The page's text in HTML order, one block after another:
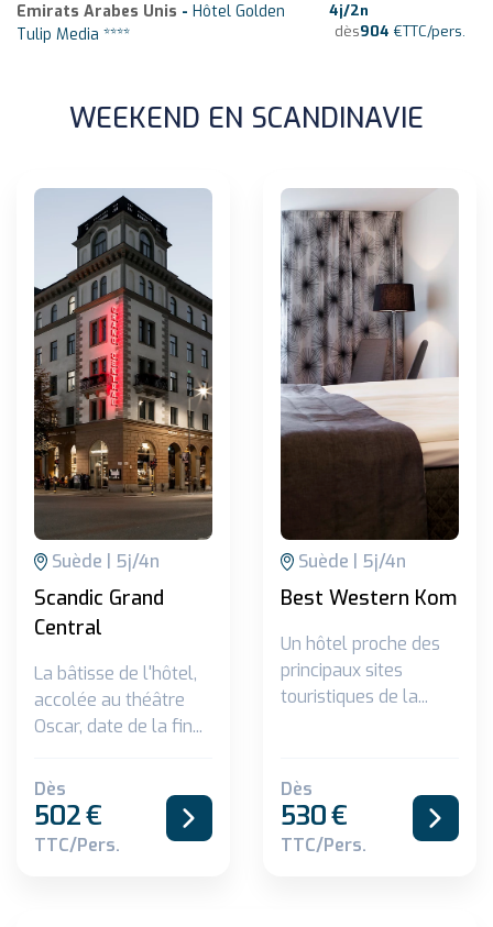
Emirats Arabes Unis - Hôtel Golden
Tulip Media ****
4j/2n
dès904 €TTC/pers.
WEEKEND EN SCANDINAVIE
Suède 5j/4n
Scandic Grand
Central
La bâtisse de l'hôtel,
accolée au théâtre
Oscar, date de la fin...
Dès
502€
TTC/pers.
Suède 5j/4n
Best Western Kom
Un hôtel proche des
principaux sites
touristiques de la...
Dès
530€
TTC/pers.